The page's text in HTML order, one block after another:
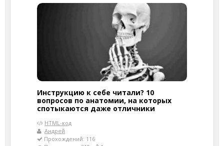
Инструкцию к себе читали? 10
вопросов по анатомии, на которых
спотыкаются даже отличники
HTML-код
Андрей
Прохождений: 116